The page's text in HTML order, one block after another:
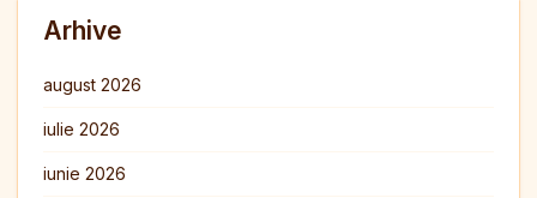
Arhive
august 2026
iulie 2026
iunie 2026